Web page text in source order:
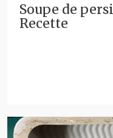
Soupe de
Recette